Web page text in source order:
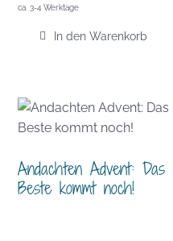
ca. 3-4 Werktage
In den Warenkorb
Andachten Advent: Das
Beste kommt noch!